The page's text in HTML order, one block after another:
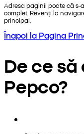
Adresa paginii poate că s-
complet. Revenți la
principal.
Înapoi la Pagina
De ce
Pepco?